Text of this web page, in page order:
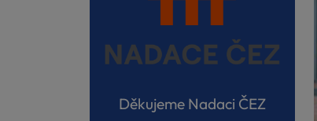
Děkujeme Nadaci ČEZ